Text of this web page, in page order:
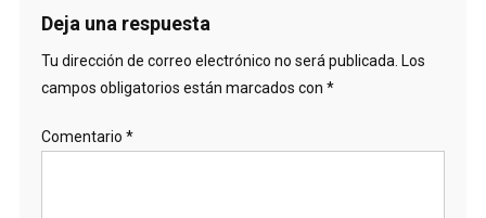
Deja una respuesta
Tu dirección de correo electrónico no será publicada. Los
campos obligatorios están marcados con *
Comentario *